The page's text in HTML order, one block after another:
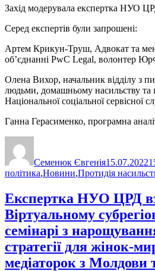
Захід модерувала експертка НУО
Серед експертів були запрошені:
Артем Крикун-Труш, Адвокат та
об’єднанні PwC Legal, волонтер
Олена Вихор, начальник відділу з
людьми, домашньому насильству та
Національної соціальної сервісної
Ганна Герасименко, програмна
Семенюк Євгенія15.07.2022
політика,Новини,Протидія
Експертка НУО ЦРД
Віртуальному
семінарі з
стратегії для жінок-
медіаторок з Молдови